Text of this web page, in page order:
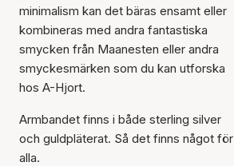
minimalism kan det bäras ensamt eller
kombineras med andra fantastiska
smycken från Maanesten eller andra
smyckesmärken som du kan utforska
hos A-Hjort.
Armbandet finns i både sterling silver
och guldpläterat. Så det finns något för
alla.